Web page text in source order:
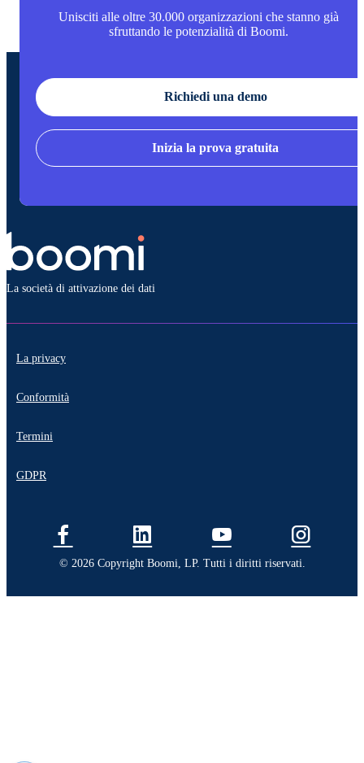
Unisciti alle oltre 30.000 organizzazioni che stanno già
sfruttando le potenzialità di Boomi.
Richiedi una demo
Inizia la prova gratuita
La società di attivazione dei dati
La privacy
Conformità
Termini
GDPR
© 2026 Copyright Boomi, LP. Tutti i diritti riservati.